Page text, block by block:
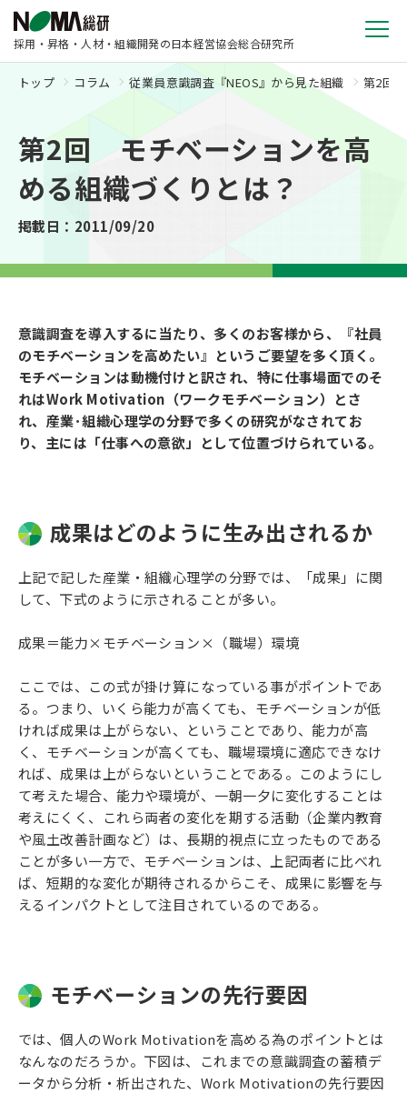
採用・昇格・人材・組織開発の日本経営協会総合研究所
トップ コラム 従業員意識調査『NEOS』から見た組織 第2回
第2回 モチベーションを高
める組織づくりとは？
掲載日：2011/09/20
意識調査を導入するに当たり、多くのお客様から、『社員
のモチベーションを高めたい』というご要望を多く頂く。
モチベーションは動機付けと訳され、特に仕事場面でのそ
れはWork Motivation（ワークモチベーション）とさ
れ、産業･組織心理学の分野で多くの研究がなされてお
り、主には「仕事への意欲」として位置づけられている。
成果はどのように生み出されるか
上記で記した産業・組織心理学の分野では、「成果」に関
して、下式のように示されることが多い。
成果＝能力×モチベーション×（職場）環境
ここでは、この式が掛け算になっている事がポイントであ
る。つまり、いくら能力が高くても、モチベーションが低
ければ成果は上がらない、ということであり、能力が高
く、モチベーションが高くても、職場環境に適応できなけ
れば、成果は上がらないということである。このようにし
て考えた場合、能力や環境が、一朝一夕に変化することは
考えにくく、これら両者の変化を期する活動（企業内教育
や風土改善計画など）は、長期的視点に立ったものである
ことが多い一方で、モチベーションは、上記両者に比べれ
ば、短期的な変化が期待されるからこそ、成果に影響を与
えるインパクトとして注目されているのである。
モチベーションの先行要因
では、個人のWork Motivationを高める為のポイントとは
なんなのだろうか。下図は、これまでの意識調査の蓄積デ
ータから分析・析出された、Work Motivationの先行要因